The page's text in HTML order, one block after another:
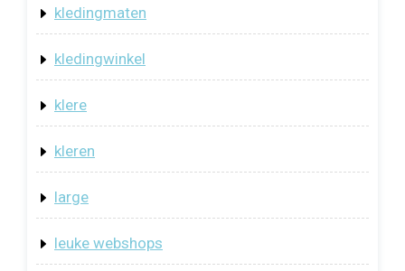
kledingmaten
kledingwinkel
klere
kleren
large
leuke webshops